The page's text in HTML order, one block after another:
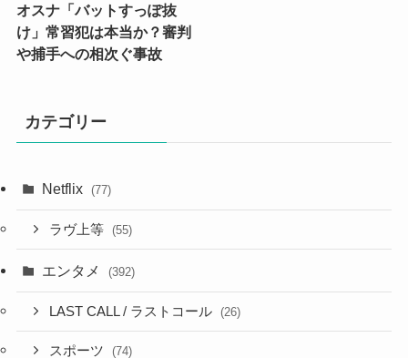
オスナ「バットすっぽ抜
け」常習犯は本当か？審判
や捕手への相次ぐ事故
カテゴリー
Netflix (77)
ラヴ上等 (55)
エンタメ (392)
LAST CALL / ラストコール (26)
スポーツ (74)